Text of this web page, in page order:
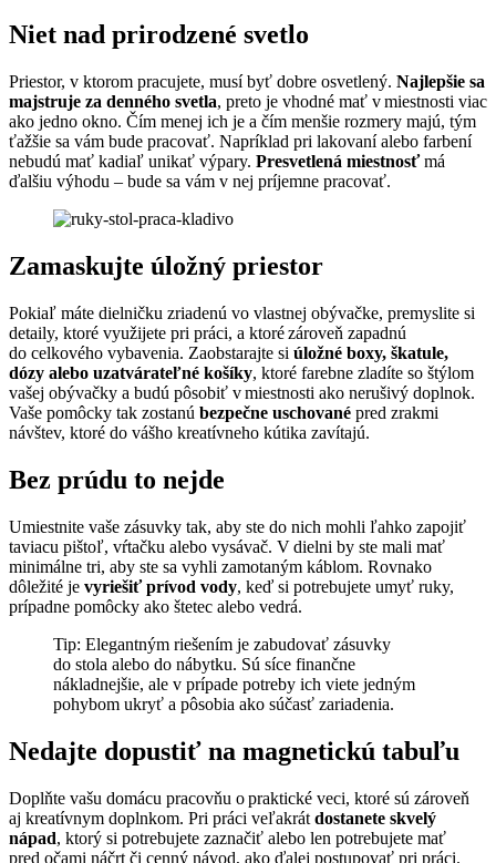
Niet nad prirodzené svetlo
Priestor, v ktorom pracujete, musí byť dobre osvetlený. Najlepšie sa
majstruje za denného svetla, preto je vhodné mať v miestnosti viac
ako jedno okno. Čím menej ich je a čím menšie rozmery majú, tým
ťažšie sa vám bude pracovať. Napríklad pri lakovaní alebo farbení
nebudú mať kadiaľ unikať výpary. Presvetlená miestnosťmá
ďalšiu výhodu – bude sa vám v nej príjemne pracovať.
Zamaskujte úložný priestor
Pokiaľ máte dielničku zriadenú vo vlastnej obývačke, premyslite si
detaily, ktoré využijete pri práci, a ktoré zároveň zapadnú
do celkového vybavenia. Zaobstarajte si úložné boxy, škatule,
dózy alebo uzatvárateľné košíky, ktoré farebne zladíte so štýlom
vašej obývačky a budú pôsobiť v miestnosti ako nerušivý doplnok.
Vaše pomôcky tak zostanú bezpečne uschované pred zrakmi
návštev, ktoré do vášho kreatívneho kútika zavítajú.
Bez prúdu to nejde
Umiestnite vaše zásuvky tak, aby ste do nich mohli ľahko zapojiť
taviacu pištoľ, vŕtačku alebo vysávač. V dielni by ste mali mať
minimálne tri, aby ste sa vyhli zamotaným káblom. Rovnako
dôležité je vyriešiť prívod vody, keď si potrebujete umyť ruky,
prípadne pomôcky ako štetec alebo vedrá.
Tip: Elegantným riešením je zabudovať zásuvky
do stola alebo do nábytku. Sú síce finančne
nákladnejšie, ale v prípade potreby ich viete jedným
pohybom ukryť a pôsobia ako súčasť zariadenia.
Nedajte dopustiť na magnetickú tabuľu
Doplňte vašu domácu pracovňu o praktické veci, ktoré sú zároveň
aj kreatívnym doplnkom. Pri práci veľakrát dostanete skvelý
nápad, ktorý si potrebujete zaznačiť alebo len potrebujete mať
pred očami náčrt či cenný návod, ako ďalej postupovať pri práci.